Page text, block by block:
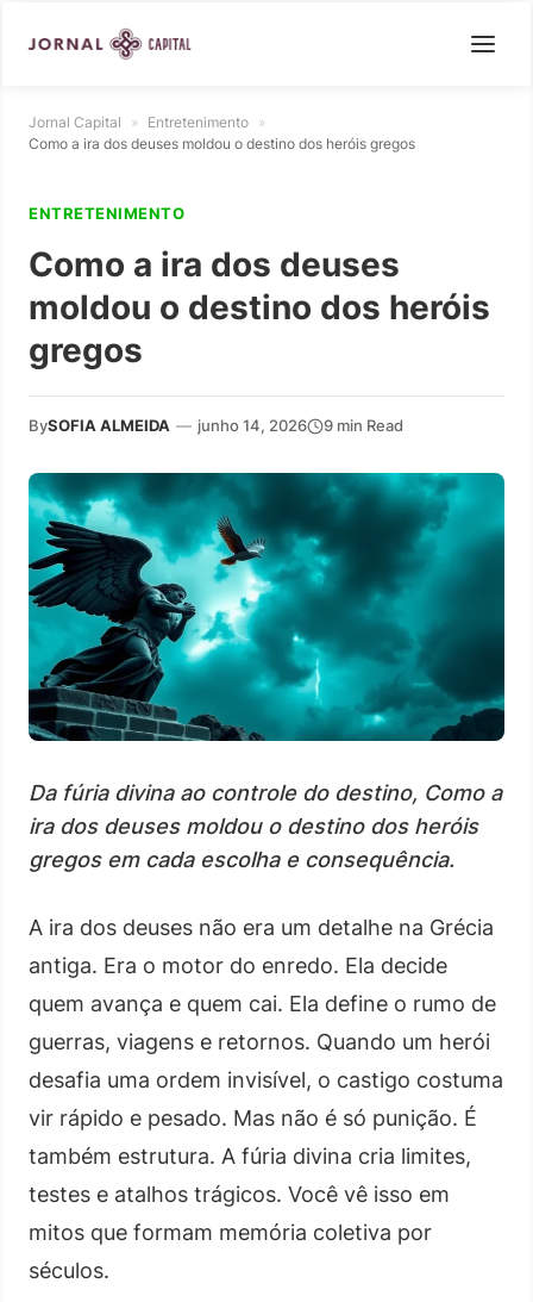
Jornal Capital » Entretenimento »
Como a ira dos deuses moldou o destino dos heróis gregos
ENTRETENIMENTO
Como a ira dos deuses
moldou o destino dos heróis
gregos
BySOFIA ALMEIDA — junho 14, 2026 9 min Read
Da fúria divina ao controle do destino, Como a
ira dos deuses moldou o destino dos heróis
gregos em cada escolha e consequência.
A ira dos deuses não era um detalhe na Grécia
antiga. Era o motor do enredo. Ela decide
quem avança e quem cai. Ela define o rumo de
guerras, viagens e retornos. Quando um herói
desafia uma ordem invisível, o castigo costuma
vir rápido e pesado. Mas não é só punição. É
também estrutura. A fúria divina cria limites,
testes e atalhos trágicos. Você vê isso em
mitos que formam memória coletiva por
séculos.